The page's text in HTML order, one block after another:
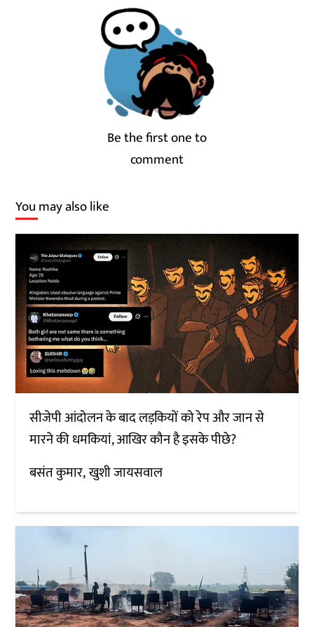
Be the first one to
comment
You may also like
सीजेपी आंदोलन के बाद लड़कियों को रेप और जान से
मारने की धमकियां, आखिर कौन है इसके पीछे?
बसंत कुमार खुशी जायसवाल